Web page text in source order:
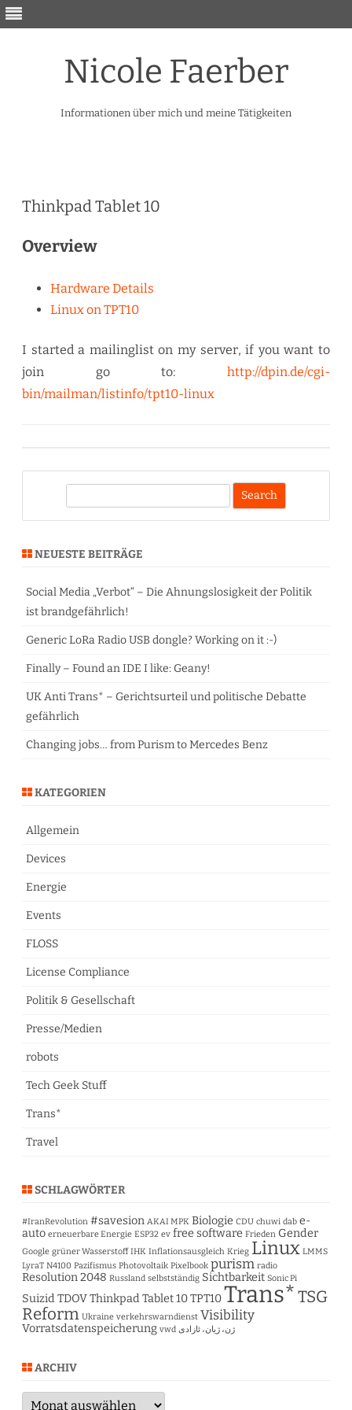
Nicole Faerber
Informationen über mich und meine Tätigkeiten
Thinkpad Tablet 10
Overview
Hardware Details
Linux on TPT10
I started a mailinglist on my server, if you want to
join go to: http://dpin.de/cgi-
bin/mailman/listinfo/tpt10-linux
r
h
NEUESTE BEITRÄGE
Social Media „Verbot“ – Die Ahnungslosigkeit der Politik
ist brandgefährlich!
Generic LoRa Radio USB dongle? Working on it :-)
Finally – Found an IDE I like: Geany!
UK Anti Trans* – Gerichtsurteil und politische Debatte
gefährlich
Changing jobs… from Purism to Mercedes Benz
KATEGORIEN
Allgemein
Devices
Energie
Events
FLOSS
License Compliance
Politik & Gesellschaft
Presse/Medien
robots
Tech Geek Stuff
Trans*
Travel
SCHLAGWÖRTER
#IranRevolution #savesion AKAI MPK Biologie CDU chuwi dab e-
auto erneuerbare Energie ESP32 ev free software Frieden Gender
Google grüner Wasserstoff IHK Inflationsausgleich Krieg Linux LMMS
LyraT N4100 Pazifismus Photovoltaik Pixelbook purism radio
Resolution 2048 Russland selbstständig Sichtbarkeit Sonic Pi
Suizid TDOVThinkpad Tablet 10TPT10Trans* TSG
Reform Ukraine verkehrswarndienst Visibility
Vorratsdatenspeicherung vwd ژن، ژیان، ئازادی
ARCHIV
Archiv